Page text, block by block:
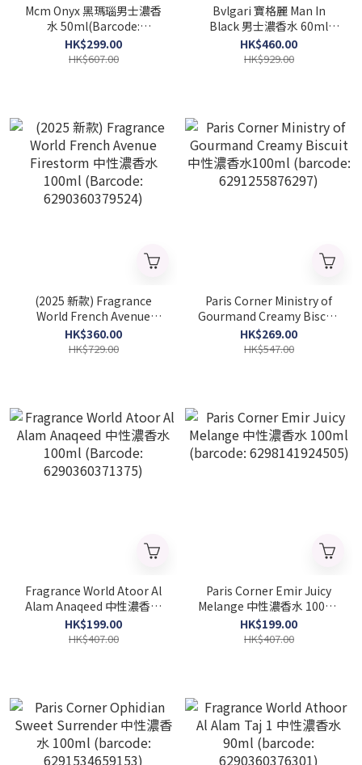
Mcm Onyx 黑瑪瑙男士濃香
水 50ml(Barcode:
085715151216)
HK$299.00
HK$607.00
Bvlgari 寶格麗 Man In
Black 男士濃香水 60ml
(Barcode: 783320413841)
HK$460.00
HK$929.00
(2025 新款) Fragrance
World French Avenue
Firestorm 中性濃香水
100ml (Barcode:
HK$360.00
HK$729.00
Paris Corner Ministry of
Gourmand Creamy Biscuit
中性濃香水100ml
(barcode: 6291255876297)
HK$269.00
HK$547.00
Fragrance World Atoor Al
Alam Anaqeed 中性濃香水
100ml (Barcode:
6290360371375)
HK$199.00
HK$407.00
Paris Corner Emir Juicy
Melange 中性濃香水 100ml
(barcode: 6298141924505)
HK$199.00
HK$407.00